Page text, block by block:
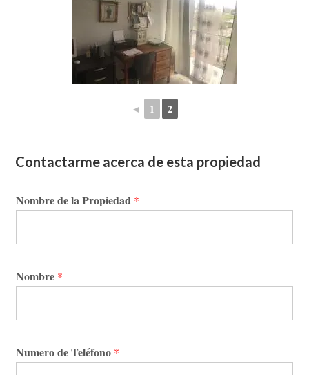
◄ 1 2
Contactarme acerca de esta propiedad
Nombre de la Propiedad *
Nombre *
Numero de Teléfono *